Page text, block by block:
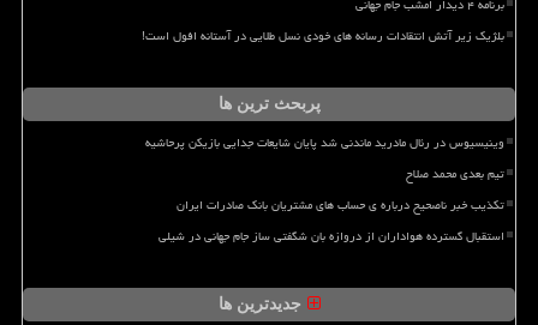
برنامه ۴ دیدار امشب جام جهانی
بلژیک زیر آتش انتقادات رسانه های خودی نسل طلایی در آستانه افول است!
پربحث ترین ها
وینیسیوس در رئال مادرید ماندنی شد پایان شایعات جدایی بازیکن پرحاشیه
تیم بعدی محمد صلاح
تکذیب خبر ناصحیح درباره ی حساب های مشتریان بانک صادرات ایران
استقبال گسترده هواداران از دروازه بان شگفتی ساز جام جهانی در شیلی
جدیدترین ها